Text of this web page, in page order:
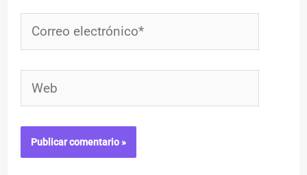
Correo
electrónico*
Web